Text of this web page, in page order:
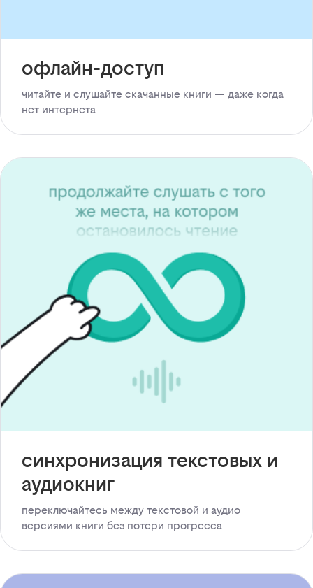
офлайн-доступ
читайте и слушайте скачанные книги — даже когда
нет интернета
синхронизация текстовых и
аудиокниг
переключайтесь между текстовой и аудио
версиями книги без потери прогресса